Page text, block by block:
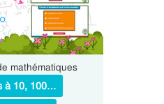
mathématiques
à 10, 100…